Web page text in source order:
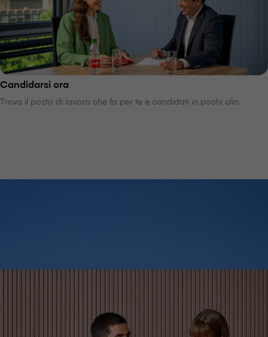
Candidarsi ora
Trova il posto di lavoro che fa per te e candidati in pochi clic.